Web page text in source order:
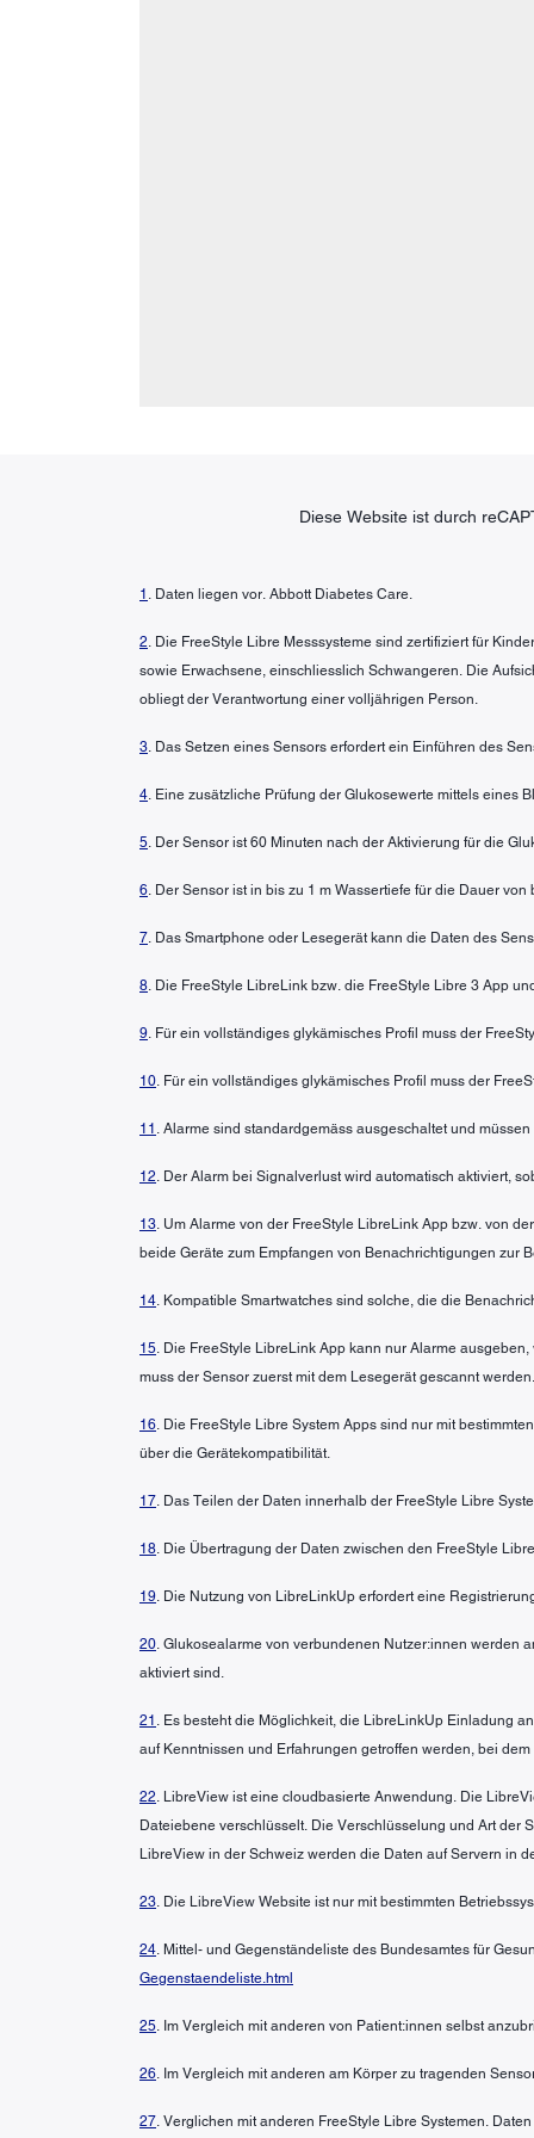
Diese Website ist durch
1 . Daten liegen vor. Abbott Diabetes Care.
2. Die FreeStyle Libre Messsysteme sind zertifiziert für
sowie Erwachsene, einschliesslich Schwangeren. Die
obliegt der Verantwortung einer volljährigen Person.
3. Das Setzen eines Sensors erfordert ein Einführen des
4. Eine zusätzliche Prüfung der Glukosewerte mittels eines
5. Der Sensor ist 60 Minuten nach der Aktivierung für die
6. Der Sensor ist in bis zu 1 m Wassertiefe für die Dauer
7. Das Smartphone oder Lesegerät kann die Daten des
8. Die FreeStyle LibreLink bzw. die FreeStyle Libre 3 App
9. Für ein vollständiges glykämisches Profil muss der
10. Für ein vollständiges glykämisches Profil muss der
11 . Alarme sind standardgemäss ausgeschaltet und
12. Der Alarm bei Signalverlust wird automatisch aktiviert,
13. Um Alarme von der FreeStyle LibreLink App bzw. von
beide Geräte zum Empfangen von Benachrichtigungen zur
14. Kompatible Smartwatches sind solche, die die
15. Die FreeStyle LibreLink App kann nur Alarme
muss der Sensor zuerst mit dem Lesegerät gescannt
16. Die FreeStyle Libre System Apps sind nur mit
über die Gerätekompatibilität.
17. Das Teilen der Daten innerhalb der FreeStyle Libre
18. Die Übertragung der Daten zwischen den FreeStyle
19. Die Nutzung von LibreLinkUp erfordert eine
20. Glukosealarme von verbundenen Nutzer:innen werden
aktiviert sind.
21 . Es besteht die Möglichkeit, die LibreLinkUp Einladung
auf Kenntnissen und Erfahrungen getroffen werden, bei
22. LibreView ist eine cloudbasierte Anwendung. Die
Dateiebene verschlüsselt. Die Verschlüsselung und Art
LibreView in der Schweiz werden die Daten auf Servern in
23. Die LibreView Website ist nur mit bestimmten
24. Mittel- und Gegenständeliste des Bundesamtes für
Gegenstaendeliste.html
25. Im Vergleich mit anderen von Patient:innen selbst
26. Im Vergleich mit anderen am Körper zu tragenden
27. Verglichen mit anderen FreeStyle Libre Systemen.